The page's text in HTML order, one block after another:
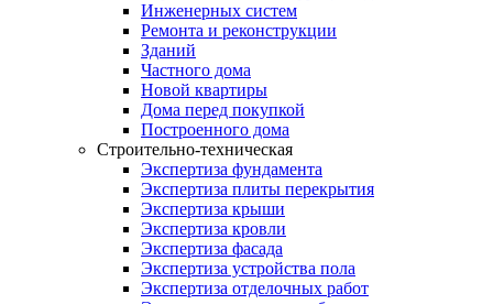
Инженерных систем
Ремонта и реконструкции
Зданий
Частного дома
Новой квартиры
Дома перед покупкой
Построенного дома
Строительно-техническая
Экспертиза фундамента
Экспертиза плиты перекрытия
Экспертиза крыши
Экспертиза кровли
Экспертиза фасада
Экспертиза устройства пола
Экспертиза отделочных работ